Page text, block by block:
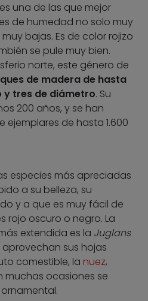
una de las que mejor
de humedad no solo muy
bajas. Es de color rojizo
se pule muy bien.
norte, este género de
de madera de hasta
y tres de diámetro. Su
200 años, y se han
de hasta 1.600
especies más apreciadas
a su belleza, su
y a que es muy fácil de
rojo oscuro o negro. La
extendida es la Juglans
aprovechan sus hojas
comestible, la nuez,
muchas ocasiones se